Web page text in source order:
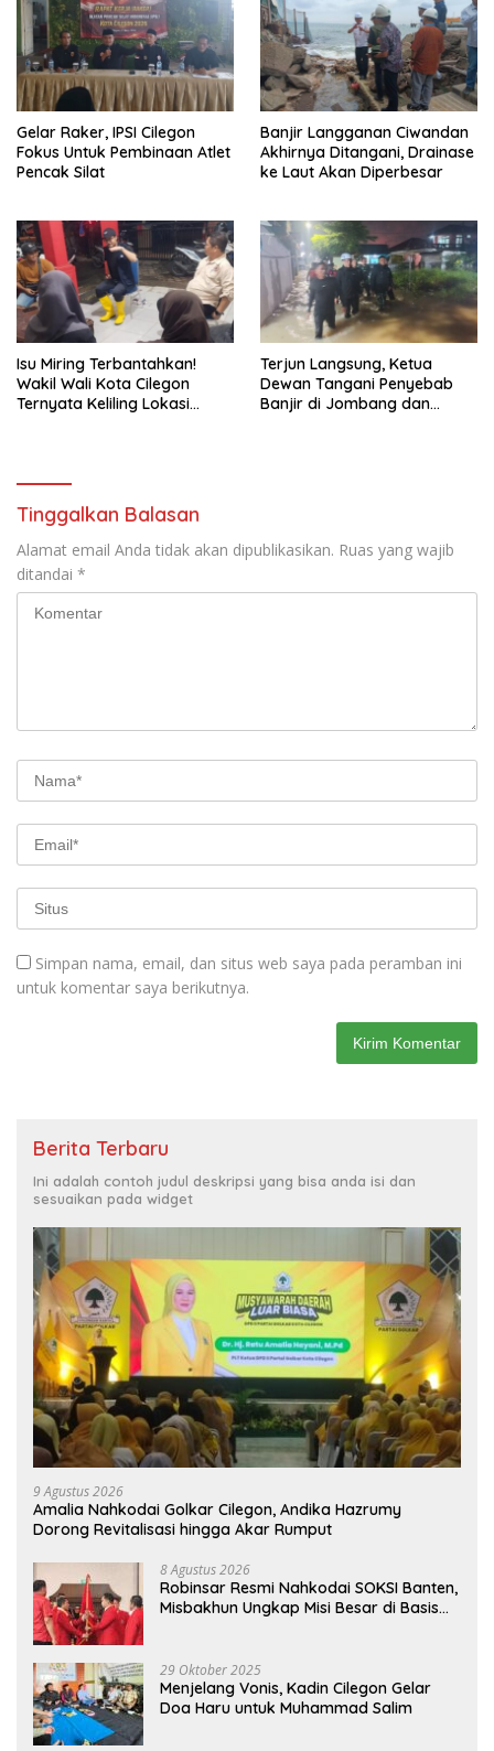
Gelar Raker, IPSI Cilegon
Fokus Untuk Pembinaan Atlet
Pencak Silat
Banjir Langganan Ciwandan
Akhirnya Ditangani, Drainase
ke Laut Akan Diperbesar
Isu Miring Terbantahkan!
Wakil Wali Kota Cilegon
Ternyata Keliling Lokasi
Terjun Langsung, Ketua
Dewan Tangani Penyebab
Banjir di Jombang dan
Tinggalkan Balasan
Alamat email Anda tidak akan dipublikasikan. Ruas yang wajib
ditandai *
Simpan nama, email, dan situs web saya pada peramban ini
untuk komentar saya berikutnya.
Berita Terbaru
Ini adalah contoh judul deskripsi yang bisa anda isi dan
sesuaikan pada widget
9 Agustus 2026
Amalia Nahkodai Golkar Cilegon, Andika Hazrumy
Dorong Revitalisasi hingga Akar Rumput
8 Agustus 2026
Robinsar Resmi Nahkodai SOKSI Banten,
Misbakhun Ungkap Misi Besar di Basis
29 Oktober 2025
Menjelang Vonis, Kadin Cilegon Gelar
Doa Haru untuk Muhammad Salim